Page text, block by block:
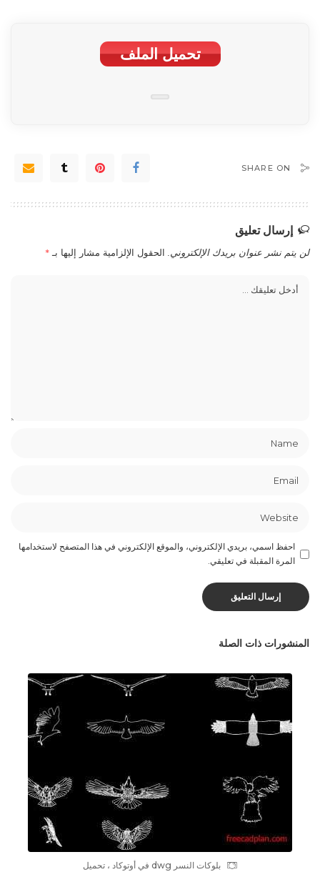
تحمیل الملف
SHARE ON
إرسال تعليق
لن يتم نشر عنوان بريدك الإلكتروني. الحقول الإلزامية مشار إليها بـ*
احفظ اسمي، بريدي الإلكتروني، والموقع الإلكتروني في هذا المتصفح لاستخدامها
المرة المقبلة في تعليقي.
المنشورات ذات الصلة
بلوکات النسر dwg في أوتوكاد ، تحميل